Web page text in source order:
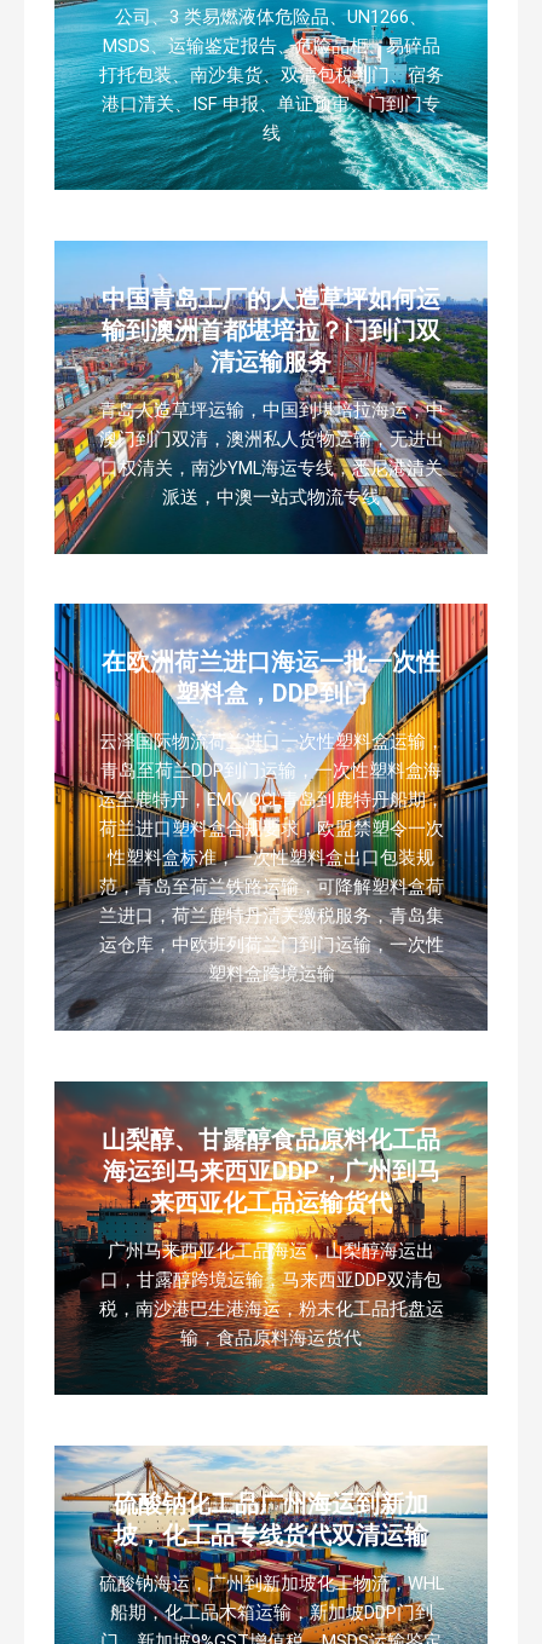
公司、3 类易燃液体危险品、UN1266、
MSDS、运输鉴定报告、危险品柜、易碎品
打托包装、南沙集货、双清包税到门、宿务
港口清关、ISF 申报、单证预审、门到门专
线
中国青岛工厂的人造草坪如何运
输到澳洲首都堪培拉？门到门双
清运输服务
青岛人造草坪运输，中国到堪培拉海运，中
澳门到门双清，澳洲私人货物运输，无进出
口权清关，南沙YML海运专线，悉尼港清关
派送，中澳一站式物流专线
在欧洲荷兰进口海运一批一次性
塑料盒，DDP到门
云泽国际物流荷兰进口一次性塑料盒运输，
青岛至荷兰DDP到门运输，一次性塑料盒海
运至鹿特丹，EMC/OCL青岛到鹿特丹船期，
荷兰进口塑料盒合规要求，欧盟禁塑令一次
性塑料盒标准，一次性塑料盒出口包装规
范，青岛至荷兰铁路运输，可降解塑料盒荷
兰进口，荷兰鹿特丹清关缴税服务，青岛集
运仓库，中欧班列荷兰门到门运输，一次性
塑料盒跨境运输
山梨醇、甘露醇食品原料化工品
海运到马来西亚DDP，广州到马
来西亚化工品运输货代
广州马来西亚化工品海运，山梨醇海运出
口，甘露醇跨境运输，马来西亚DDP双清包
税，南沙港巴生港海运，粉末化工品托盘运
输，食品原料海运货代
硫酸钠化工品广州海运到新加
坡，化工品专线货代双清运输
硫酸钠海运，广州到新加坡化工物流，WHL
船期，化工品木箱运输，新加坡DDP门到